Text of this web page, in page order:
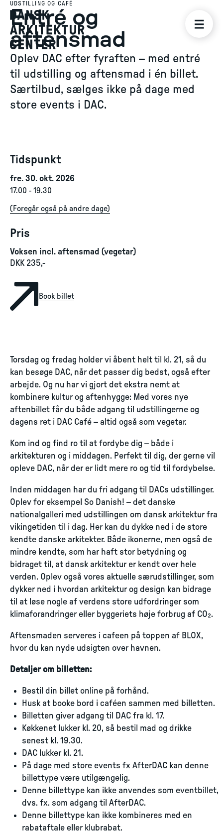
UDSTILLING OG CAFÉ
Entré og
aftensmad
Oplev DAC efter fyraften – med entré
til udstilling og aftensmad i én billet.
Særtilbud, sælges ikke på dage med
store events i DAC.
Tidspunkt
fre. 30. okt. 2026
17.00 - 19.30
( Foregår også på andre dage)
Pris
Voksen incl. aftensmad (vegetar)
DKK 235,-
Book billet
Torsdag og fredag holder vi åbent helt til kl. 21, så du
kan besøge DAC, når det passer dig bedst, også efter
arbejde. Og nu har vi gjort det ekstra nemt at
kombinere kultur og aftenhygge: Med vores nye
aftenbillet får du både adgang til udstillingerne og
dagens ret i DAC Café – altid også som vegetar.
Kom ind og find ro til at fordybe dig – både i
arkitekturen og i middagen. Perfekt til dig, der gerne vil
opleve DAC, når der er lidt mere ro og tid til fordybelse.
Inden middagen har du fri adgang til DACs udstillinger.
Oplev for eksempel So Danish! – det danske
nationalgalleri med udstillingen om dansk arkitektur fra
vikingetiden til i dag. Her kan du dykke ned i de store
kendte danske arkitekter. Både ikonerne, men også de
mindre kendte, som har haft stor betydning og
bidraget til, at dansk arkitektur er kendt over hele
verden. Oplev også vores aktuelle særudstillinger, som
dykker ned i hvordan arkitektur og design kan bidrage
til at løse nogle af verdens store udfordringer som
klimaforandringer eller byggeriets høje forbrug af CO₂.
Aftensmaden serveres i cafeen på toppen af BLOX,
hvor du kan nyde udsigten over havnen.
Detaljer om billetten:
Bestil din billet online på forhånd.
Husk at booke bord i caféen sammen med billetten.
Billetten giver adgang til DAC fra kl. 17.
Køkkenet lukker kl. 20, så bestil mad og drikke
senest kl. 19.30.
DAC lukker kl. 21.
På dage med store events fx AfterDAC kan denne
billettype være utilgængelig.
Denne billettype kan ikke anvendes som eventbillet,
dvs. fx. som adgang til AfterDAC.
Denne billettype kan ikke kombineres med en
rabataftale eller klubrabat.